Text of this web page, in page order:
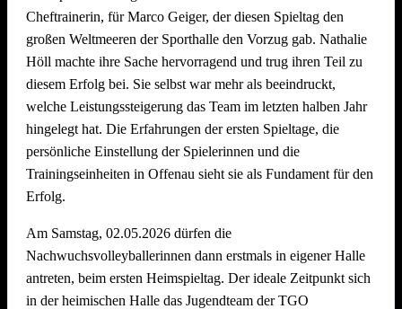
Wir freuen uns schon jetzt auf den5. Offenauer
Beachvolleyball Cup Ende Juni 2027– und hoffen, euch
alle (wieder) auf dem Sand begrüßen zu dürfen!
Cheftrainerin, für Marco Geiger, der diesen Spieltag den
großen Weltmeeren der Sporthalle den Vorzug gab. Nathalie
Höll machte ihre Sache hervorragend und trug ihren Teil zu
diesem Erfolg bei. Sie selbst war mehr als beeindruckt,
welche Leistungssteigerung das Team im letzten halben Jahr
hingelegt hat. Die Erfahrungen der ersten Spieltage, die
persönliche Einstellung der Spielerinnen und die
Trainingseinheiten in Offenau sieht sie als Fundament für den
Erfolg.
Am Samstag, 02.05.2026 dürfen die
Nachwuchsvolleyballerinnen dann erstmals in eigener Halle
antreten, beim ersten Heimspieltag. Der ideale Zeitpunkt sich
in der heimischen Halle das Jugendteam der TGO